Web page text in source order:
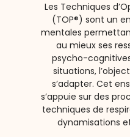
Les Techniques
(TOP®) sont un
mentales
au mieux ses
psycho-
situations,
s’adapter. Cet
s’appuie sur des
techniques de
dynamisations